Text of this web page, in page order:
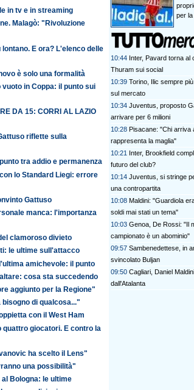
in tv e in streaming
Malagò: "Rivoluzione
E ora? L'elenco delle
è solo una formalità
vuoto in Coppa: il punto sui
DA 15: CORRI AL LAZIO
riflette sulla
tra addio e permanenza
lo Standard Liegi: errore
Gattuso
manca: l'importanza
clamoroso divieto
le ultime sull'attacco
amichevole: il punto
cosa sta succedendo
aggiunto per la Regione"
di qualcosa..."
con il West Ham
giocatori. E contro la
ha scelto il Lens"
una possibilità"
Bologna: le ultime
per la
10:44 Inter, Pavard torna al
Thuram sui social
10:39 Torino, Ilic sempre
sul mercato
10:34 Juventus, proposto
arrivare per 6 milioni
10:28 Pisacane: "Chi arriva
rappresenta la maglia"
10:21 Inter, Brookfield
futuro del club?
10:14 Juventus, si stringe
una contropartita
10:08 Maldini: "Guardiola
soldi mai stati un tema"
10:03 Genoa, De Rossi: "Il
campionato è un abominio"
09:57 Sambenedettese, in
svincolato Buljan
09:50 Cagliari, Daniel
dall'Atalanta